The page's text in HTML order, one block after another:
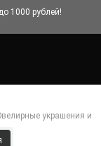
1000 рублей!
украшения и